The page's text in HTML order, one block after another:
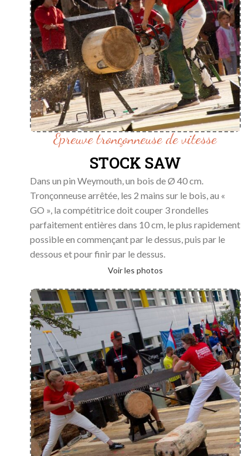
Epreuve tronçonneuse de vitesse
STOCK SAW
Dans un pin Weymouth, un bois de Ø 40 cm.
Tronçonneuse arrêtée, les 2 mains sur le bois, au «
GO », la compétitrice doit couper 3 rondelles
parfaitement entières dans 10 cm, le plus rapidement
possible en commençant par le dessus, puis par le
dessous et pour finir par le dessus.
Voir les photos